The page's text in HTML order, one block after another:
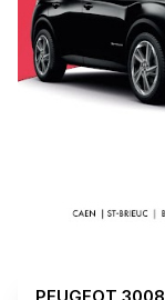
PEUGEOT 3008